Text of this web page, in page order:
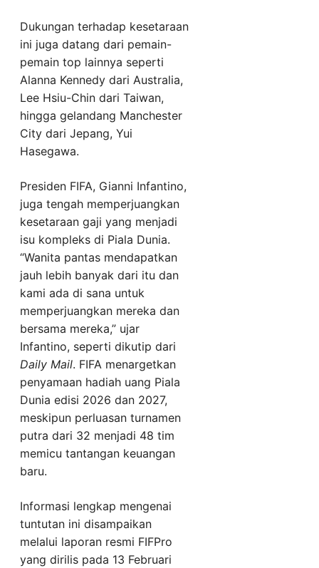
Dukungan terhadap kesetaraan
ini juga datang dari pemain-
pemain top lainnya seperti
Alanna Kennedy dari Australia,
Lee Hsiu-Chin dari Taiwan,
hingga gelandang Manchester
City dari Jepang, Yui
Hasegawa.
Presiden FIFA, Gianni Infantino,
juga tengah memperjuangkan
kesetaraan gaji yang menjadi
isu kompleks di Piala Dunia.
“Wanita pantas mendapatkan
jauh lebih banyak dari itu dan
kami ada di sana untuk
memperjuangkan mereka dan
bersama mereka,” ujar
Infantino, seperti dikutip dari
Daily Mail. FIFA menargetkan
penyamaan hadiah uang Piala
Dunia edisi 2026 dan 2027,
meskipun perluasan turnamen
putra dari 32 menjadi 48 tim
memicu tantangan keuangan
baru.
Informasi lengkap mengenai
tuntutan ini disampaikan
melalui laporan resmi FIFPro
yang dirilis pada 13 Februari